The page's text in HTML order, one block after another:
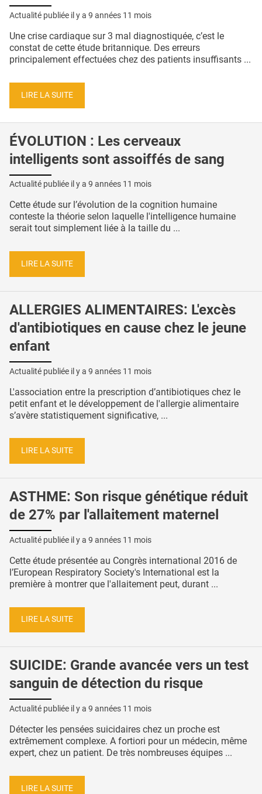
Actualité publiée il y a 9 années 11 mois
Une crise cardiaque sur 3 mal diagnostiquée, c’est le
constat de cette étude britannique. Des erreurs
principalement effectuées chez des patients insuffisants ...
LIRE LA SUITE
ÉVOLUTION : Les cerveaux
intelligents sont assoiffés de sang
Actualité publiée il y a 9 années 11 mois
Cette étude sur l’évolution de la cognition humaine
conteste la théorie selon laquelle l'intelligence humaine
serait tout simplement liée à la taille du ...
LIRE LA SUITE
ALLERGIES ALIMENTAIRES: L'excès
d'antibiotiques en cause chez le jeune
enfant
Actualité publiée il y a 9 années 11 mois
L'association entre la prescription d’antibiotiques chez le
petit enfant et le développement de l'allergie alimentaire
s’avère statistiquement significative, ...
LIRE LA SUITE
ASTHME: Son risque génétique réduit
de 27% par l'allaitement maternel
Actualité publiée il y a 9 années 11 mois
Cette étude présentée au Congrès international 2016 de
l’European Respiratory Society's International est la
première à montrer que l'allaitement peut, durant ...
LIRE LA SUITE
SUICIDE: Grande avancée vers un test
sanguin de détection du risque
Actualité publiée il y a 9 années 11 mois
Détecter les pensées suicidaires chez un proche est
extrêmement complexe. A fortiori pour un médecin, même
expert, chez un patient. De très nombreuses équipes ...
LIRE LA SUITE